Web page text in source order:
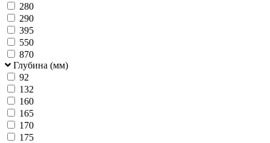
280
290
395
550
870
Глубина (мм)
92
132
160
165
170
175